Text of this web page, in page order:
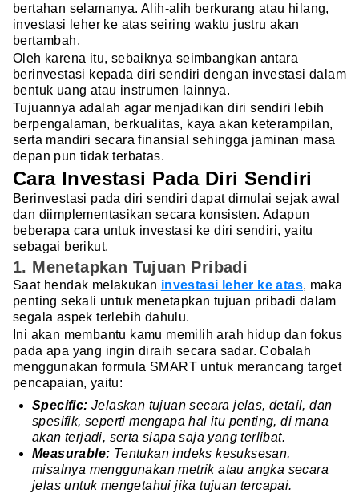
bertahan selamanya. Alih-alih berkurang atau hilang,
investasi leher ke atas seiring waktu justru akan
bertambah.
Oleh karena itu, sebaiknya seimbangkan antara
berinvestasi kepada diri sendiri dengan investasi dalam
bentuk uang atau instrumen lainnya.
Tujuannya adalah agar menjadikan diri sendiri lebih
berpengalaman, berkualitas, kaya akan keterampilan,
serta mandiri secara finansial sehingga jaminan masa
depan pun tidak terbatas.
Cara Investasi Pada Diri Sendiri
Berinvestasi pada diri sendiri dapat dimulai sejak awal
dan diimplementasikan secara konsisten. Adapun
beberapa cara untuk investasi ke diri sendiri, yaitu
sebagai berikut.
1. Menetapkan Tujuan Pribadi
Saat hendak melakukan investasi leher ke atas, maka
penting sekali untuk menetapkan tujuan pribadi dalam
segala aspek terlebih dahulu.
Ini akan membantu kamu memilih arah hidup dan fokus
pada apa yang ingin diraih secara sadar. Cobalah
menggunakan formula SMART untuk merancang target
pencapaian, yaitu:
Specific: Jelaskan tujuan secara jelas, detail, dan
spesifik, seperti mengapa hal itu penting, di mana
akan terjadi, serta siapa saja yang terlibat.
Measurable: Tentukan indeks kesuksesan,
misalnya menggunakan metrik atau angka secara
jelas untuk mengetahui jika tujuan tercapai.